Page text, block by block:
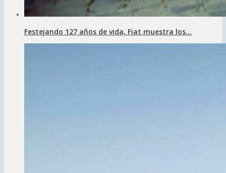
Festejando 127 años de vida, Fiat muestra los...